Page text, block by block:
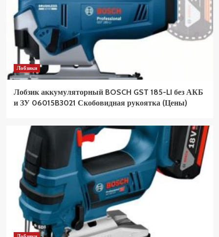
Лобзики
Лобзик аккумуляторный BOSCH GST 185-LI без АКБ
и ЗУ 06015B3021 Скобовидная рукоятка (Цены)